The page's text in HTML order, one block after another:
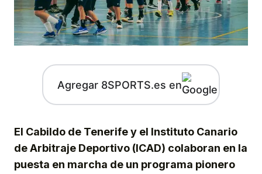
Agregar 8SPORTS.es en
El Cabildo de Tenerife y el Instituto Canario
de Arbitraje Deportivo (ICAD) colaboran en la
puesta en marcha de un programa pionero